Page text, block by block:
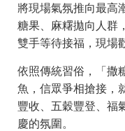
將現場氣氛推向最高
糖果、麻糬拋向人群
雙手等待接福，現場
依照傳統習俗，「撒
魚，信眾爭相搶接，
豐收、五穀豐登、福
慶的氛圍。